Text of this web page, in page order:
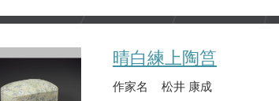
晴白練上陶筥
作家名 松井 康成